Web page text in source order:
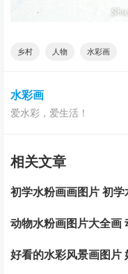
乡村 人物 水彩画
水彩画
爱水彩，爱生活！
相关文章
初学水粉画画图片 初
动物水粉画图片大全画
好看的水彩风景画图片